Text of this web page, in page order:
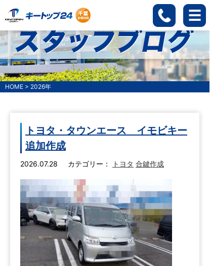
HOME > 2026年
トヨタ・タウンエース イモビキー
追加作成
2026.07.28 カテゴリー： トヨタ 合鍵作成